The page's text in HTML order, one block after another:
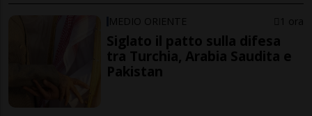
MEDIO ORIENTE 1 ora
Siglato il patto sulla difesa
tra Turchia, Arabia Saudita e
Pakistan